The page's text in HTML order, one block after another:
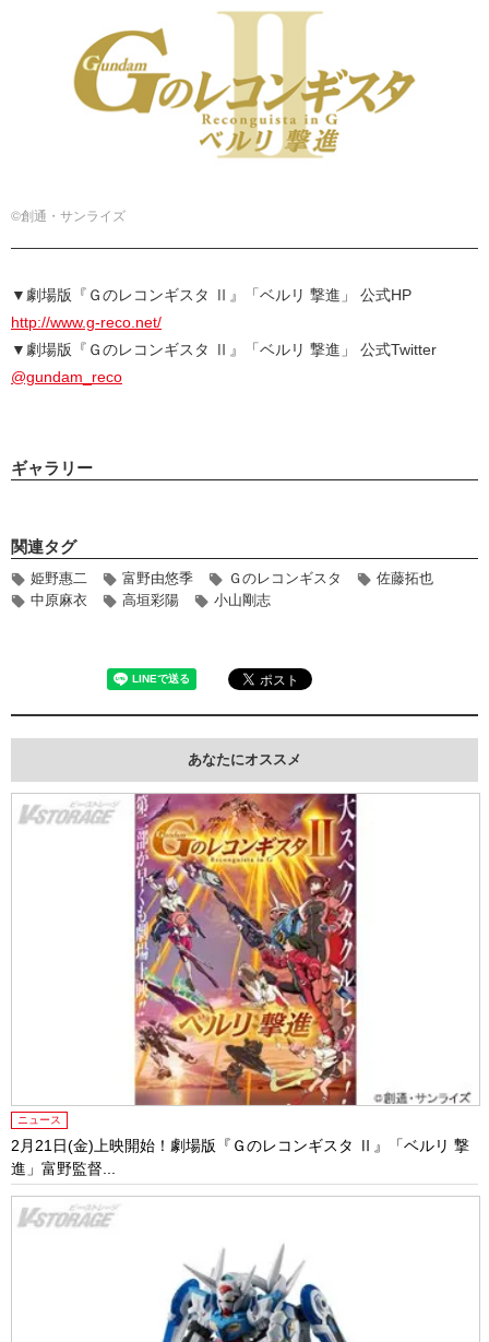
©創通・サンライズ
▼劇場版『Ｇのレコンギスタ Ⅱ』「ベルリ 撃進」 公式HP
http://www.g-reco.net/
▼劇場版『Ｇのレコンギスタ Ⅱ』「ベルリ 撃進」 公式Twitter
@gundam_reco
ギャラリー
関連タグ
姫野惠二 富野由悠季 Ｇのレコンギスタ
佐藤拓也
中原麻衣
高垣彩陽 小山剛志
あなたにオススメ
ニュース
2月21日(金)上映開始！劇場版『Ｇのレコンギスタ Ⅱ』「ベルリ 撃
進」富野監督...